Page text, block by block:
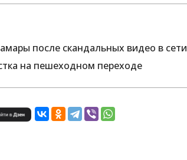
после скандальных видео в сети
на пешеходном переходе